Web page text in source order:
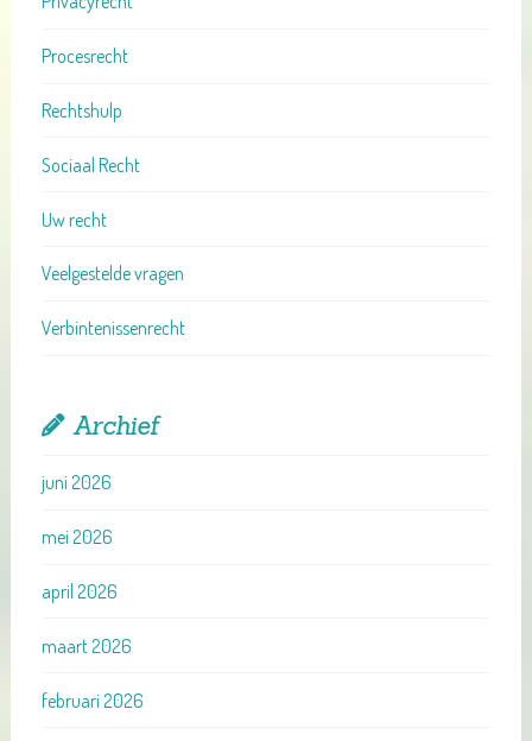
Procesrecht
Rechtshulp
Sociaal Recht
Uw recht
Veelgestelde vragen
Verbintenissenrecht
Archief
juni 2026
mei 2026
april 2026
maart 2026
februari 2026